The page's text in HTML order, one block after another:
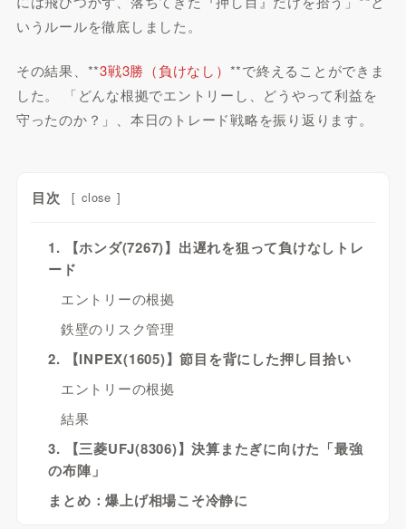
いうルールを徹底しました。
その結果、**3戦3勝（負けなし） **で終えることができま
した。 「どんな根拠でエントリーし、どうやって利益を
守ったのか？」、本日のトレード戦略を振り返ります。
目次 [ close ]
1. 【ホンダ(7267)】出遅れを狙って負けなしトレ
ード
エントリーの根拠
鉄壁のリスク管理
2. 【INPEX(1605)】節目を背にした押し目拾い
エントリーの根拠
結果
3. 【三菱UFJ(8306)】決算またぎに向けた「最強
の布陣」
まとめ：爆上げ相場こそ冷静に